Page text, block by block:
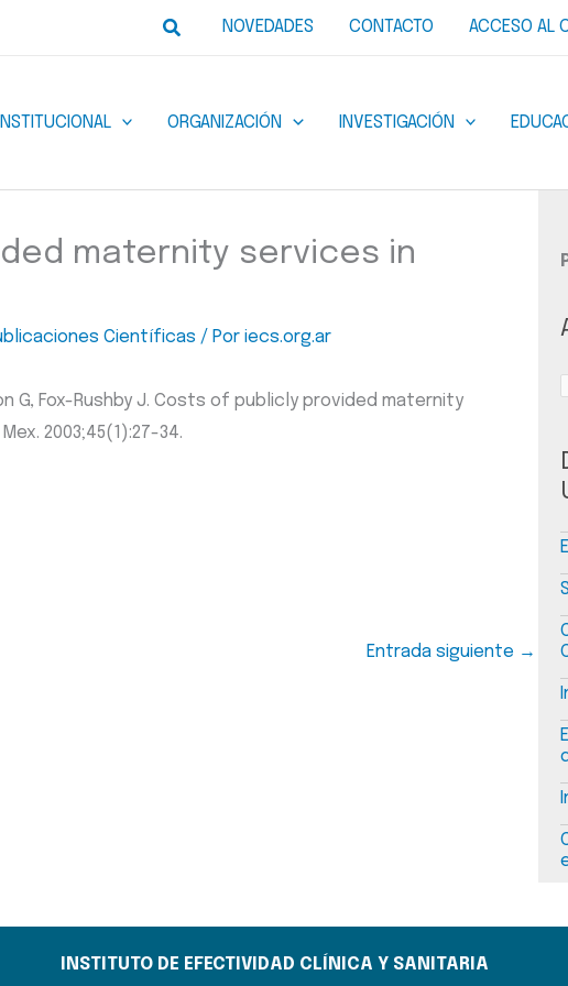
BuscarNOVEDADES CONTACTO ACCESO AL
INSTITUCIONAL ORGANIZACIÓN INVESTIGACIÓN
maternity services in
Científicas / Por iecs.org.ar
G, Fox-Rushby J. Costs of publicly provided maternity
2003;45(1):27-34.
Entrada siguiente →
INSTITUTO DE EFECTIVIDAD CLÍNICA Y SANITARIA